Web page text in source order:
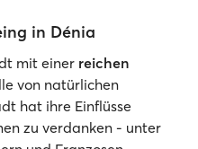
in Dénia
mit einer reichen
von natürlichen
hat ihre Einflüsse
zu verdanken - unter